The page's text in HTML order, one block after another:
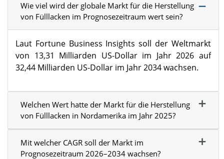
Wie viel wird der globale Markt für die Herstellung
von Fülllacken im Prognosezeitraum wert sein?
Laut Fortune Business Insights soll der Weltmarkt
von 13,31 Milliarden US-Dollar im Jahr 2026 auf
32,44 Milliarden US-Dollar im Jahr 2034 wachsen.
Welchen Wert hatte der Markt für die Herstellung
von Fülllacken in Nordamerika im Jahr 2025?
Mit welcher CAGR soll der Markt im
Prognosezeitraum 2026–2034 wachsen?